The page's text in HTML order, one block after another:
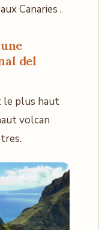
Canaries .
del
le plus haut
volcan